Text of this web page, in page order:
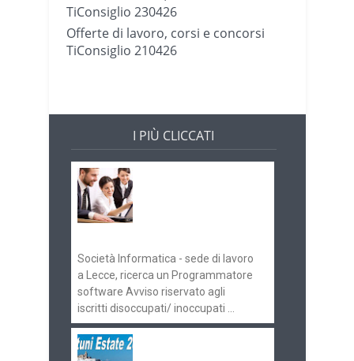
TiConsiglio 230426
Offerte di lavoro, corsi e concorsi
TiConsiglio 210426
I PIÙ CLICCATI
Società Informatica - sede di lavoro
a Lecce, ricerca un Programmatore
software Avviso riservato agli
iscritti disoccupati/ inoccupati ...